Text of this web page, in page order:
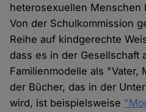
heterosexuellen Menschen
Von der Schulkommission
Reihe auf kindgerechte
dass es in der Gesellschaft
Familienmodelle als "Vater,
der Bücher, das in der
wird, ist beispielsweise